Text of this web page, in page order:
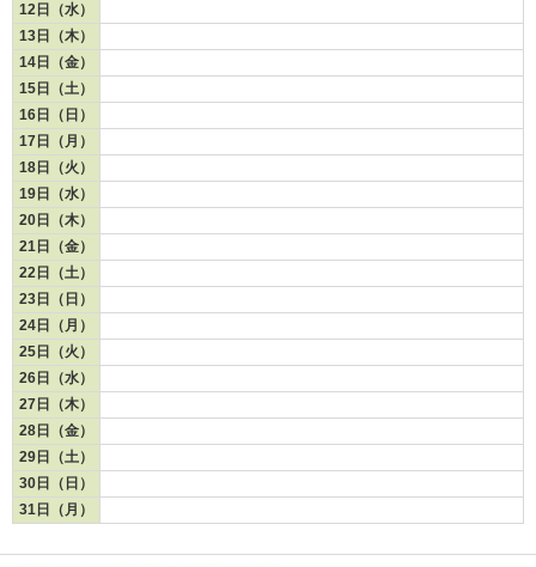
12日（水）
13日（木）
14日（金）
15日（土）
16日（日）
17日（月）
18日（火）
19日（水）
20日（木）
21日（金）
22日（土）
23日（日）
24日（月）
25日（火）
26日（水）
27日（木）
28日（金）
29日（土）
30日（日）
31日（月）